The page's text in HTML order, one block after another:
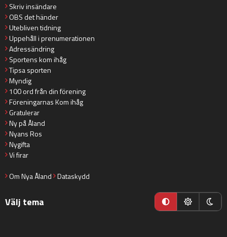
Skriv insändare
OBS det händer
Utebliven tidning
Uppehåll i prenumerationen
Adressändring
Sportens kom ihåg
Tipsa sporten
Myndig
100 ord från din förening
Föreningarnas Kom ihåg
Gratulerar
Ny på Åland
Nyans Ros
Nygifta
Vi firar
Om Nya Åland Dataskydd
Välj tema